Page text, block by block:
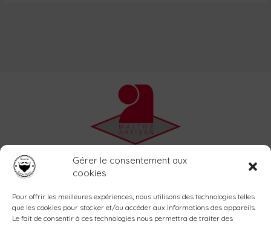
Gérer le consentement aux
cookies
Pour offrir les meilleures expériences, nous utilisons des technologies telles
que les cookies pour stocker et/ou accéder aux informations des appareils.
Le fait de consentir à ces technologies nous permettra de traiter des
Accueil
Shop
Blog
Contact